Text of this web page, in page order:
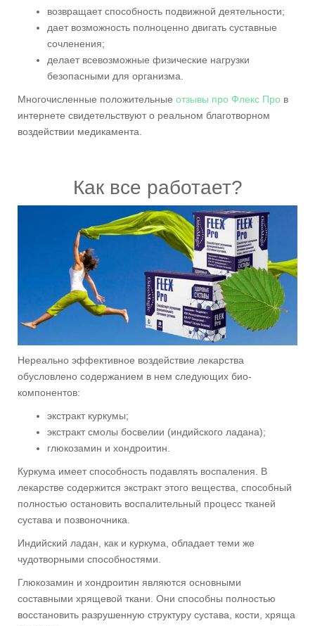
возвращает способность подвижной деятельности;
дает возможность полноценно двигать суставные
сочленения;
делает всевозможные физические нагрузки
безопасными для организма.
Многочисленные положительные отзывы про Флекс Про в
интернете свидетельствуют о реальном благотворном
воздействии медикамента.
Как все работает?
Нереально эффективное воздействие лекарства
обусловлено содержанием в нем следующих био-
компонентов:
экстракт куркумы;
экстракт смолы босвелии (индийского ладана);
глюкозамин и хондроитин.
Куркума имеет способность подавлять воспаления. В
лекарстве содержится экстракт этого вещества, способный
полностью остановить воспалительный процесс тканей
сустава и позвоночника.
Индийский ладан, как и куркума, обладает теми же
чудотворными способностями.
Глюкозамин и хондроитин являются основными
составными хрящевой ткани. Они способны полностью
восстановить разрушенную структуру сустава, кости, хряща